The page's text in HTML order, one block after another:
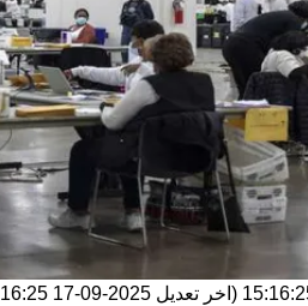
(اخر تعديل 2025-09-17 15:16:25